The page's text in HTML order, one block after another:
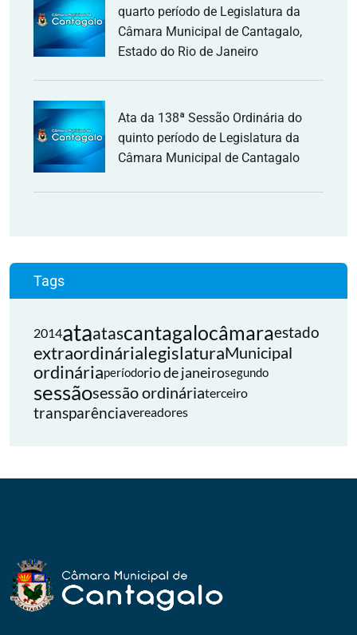
quarto período de Legislatura da
Câmara Municipal de Cantagalo,
Estado do Rio de Janeiro
Ata da 138ª Sessão Ordinária do
quinto período de Legislatura da
Câmara Municipal de Cantagalo
Tags
2014ataatascantagalocâmaraestado
extraordinárialegislaturaMunicipal
ordináriaperíodorio de janeirosegundo
sessãosessão ordináriaterceiro
transparênciavereadores